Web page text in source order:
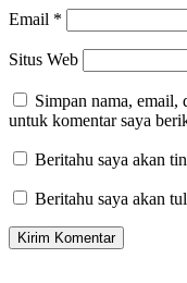
Email *
Situs Web
Simpan nama, email,
untuk komentar saya
Beritahu saya akan
Beritahu saya akan